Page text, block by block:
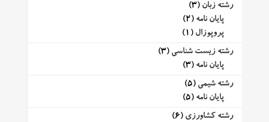
رشته زبان (3)
پایان نامه (2)
پروپوزال (1)
رشته زیست شناسی (3)
پایان نامه (3)
رشته شیمی (5)
پایان نامه (5)
رشته کشاورزی (6)